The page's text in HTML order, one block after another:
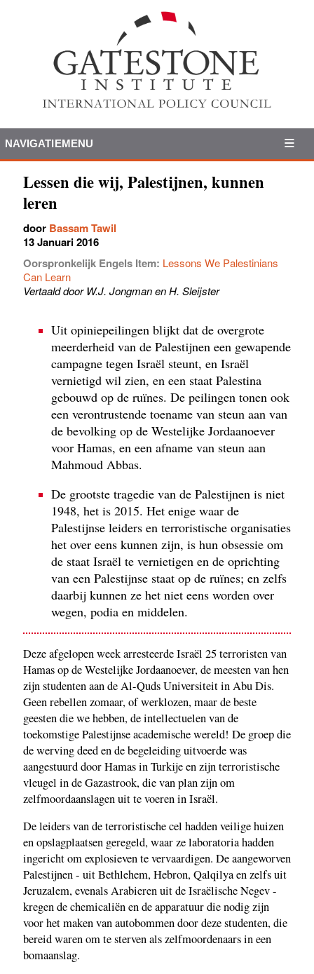
NAVIGATIEMENU
Lessen die wij, Palestijnen, kunnen
leren
door Bassam Tawil
13 Januari 2016
Oorspronkelijk Engels Item: Lessons We Palestinians
Can Learn
Vertaald door W.J. Jongman en H. Sleijster
Uit opiniepeilingen blijkt dat de overgrote
meerderheid van de Palestijnen een gewapende
campagne tegen Israël steunt, en Israël
vernietigd wil zien, en een staat Palestina
gebouwd op de ruïnes. De peilingen tonen ook
een verontrustende toename van steun aan van
de bevolking op de Westelijke Jordaanoever
voor Hamas, en een afname van steun aan
Mahmoud Abbas.
De grootste tragedie van de Palestijnen is niet
1948, het is 2015. Het enige waar de
Palestijnse leiders en terroristische organisaties
het over eens kunnen zijn, is hun obsessie om
de staat Israël te vernietigen en de oprichting
van een Palestijnse staat op de ruïnes; en zelfs
daarbij kunnen ze het niet eens worden over
wegen, podia en middelen.
Deze afgelopen week arresteerde Israël 25 terroristen van
Hamas op de Westelijke Jordaanoever, de meesten van hen
zijn studenten aan de Al-Quds Universiteit in Abu Dis.
Geen rebellen zomaar, of werklozen, maar de beste
geesten die we hebben, de intellectuelen van de
toekomstige Palestijnse academische wereld! De groep die
de werving deed en de begeleiding uitvoerde was
aangestuurd door Hamas in Turkije en zijn terroristische
vleugel in de Gazastrook, die van plan zijn om
zelfmoordaanslagen uit te voeren in Israël.
De leiders van de terroristische cel hadden veilige huizen
en opslagplaatsen geregeld, waar ze laboratoria hadden
ingericht om explosieven te vervaardigen. De aangeworven
Palestijnen - uit Bethlehem, Hebron, Qalqilya en zelfs uit
Jeruzalem, evenals Arabieren uit de Israëlische Negev -
kregen de chemicaliën en de apparatuur die nodig zijn
voor het maken van autobommen door deze studenten, die
bereid waren om te sterven als zelfmoordenaars in een
bomaanslag.